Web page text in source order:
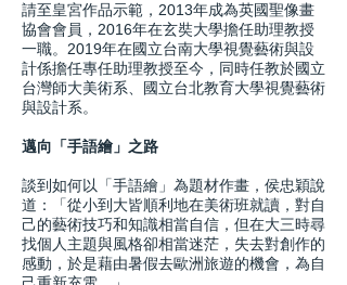
請至皇宮作品示範，2013年成為英國聖像畫
協會會員，2016年在玄奘大學擔任助理教授
一職。2019年在國立台南大學視覺藝術與設
計係擔任專任助理教授至今，同時任教於國立
台灣師大美術系、國立台北教育大學視覺藝術
與設計系。
邁向「手語繪」之路
談到如何以「手語繪」為題材作畫，侯忠穎說
道：「從小到大皆順利地在美術班就讀，對自
己的藝術技巧和知識相當自信，但在大三時尋
找個人主題與風格卻相當迷茫，失去對創作的
感動，於是藉由暑假去歐洲旅遊的機會，為自